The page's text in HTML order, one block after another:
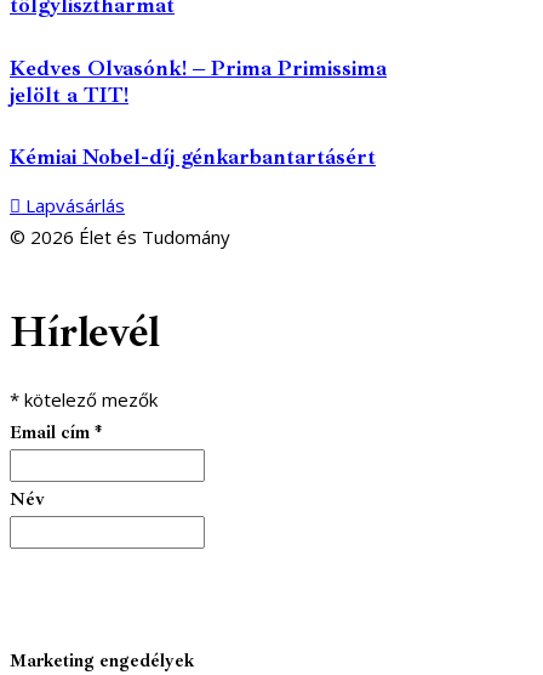
Kedves Olvasónk! – Prima Primissima
jelölt a TIT!
Kémiai Nobel-díj génkarbantartásért
Lapvásárlás
© 2026 Élet és Tudomány
Hírlevél
* kötelező mezők
Email cím *
Név
Marketing engedélyek